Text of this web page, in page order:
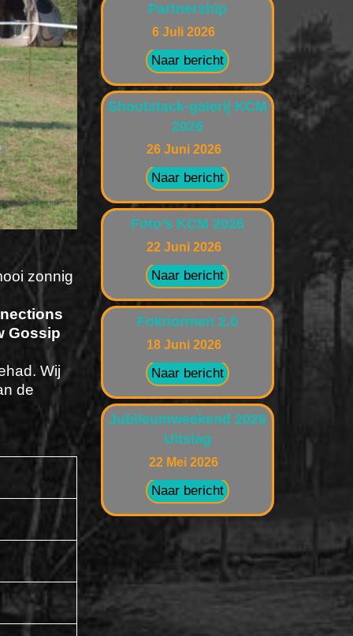
zonnig
Gossip
Wij
de
Partnership
6 Juli 2026
Naar bericht
Shootstack-galerij KCM
2026
26 Juni 2026
Naar bericht
Foto’s KCM 2026
22 Juni 2026
Naar bericht
Foknormen 2.0
18 Juni 2026
Naar bericht
Jubileumweekend 2026
Uitslag
22 Mei 2026
Naar bericht